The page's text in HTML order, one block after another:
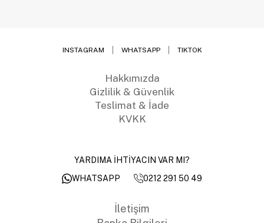
INSTAGRAM WHATSAPP TIKTOK
Hakkımızda
Gizlilik & Güvenlik
Teslimat & İade
KVKK
YARDIMA İHTİYACIN VAR MI?
WHATSAPP
0212 291 50 49
İletişim